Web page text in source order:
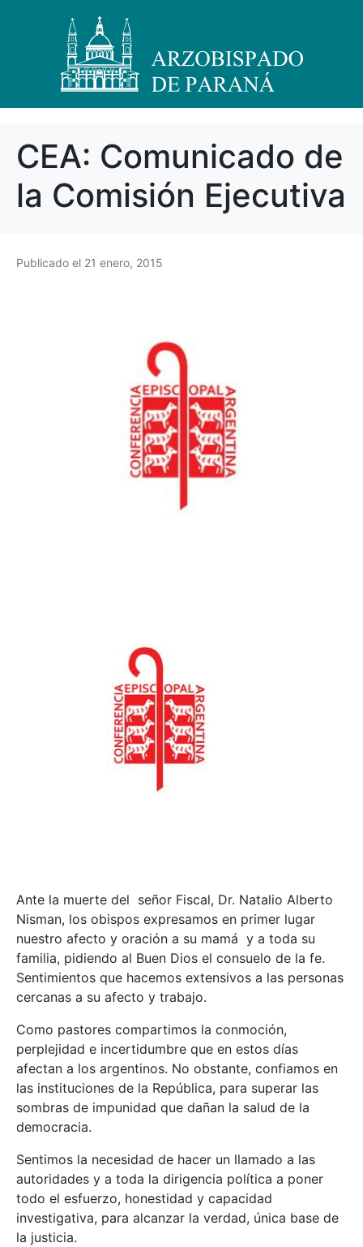
CEA: Comunicado de
la Comisión Ejecutiva
Publicado el 21 enero, 2015
Ante la muerte del señor Fiscal, Dr. Natalio Alberto
Nisman, los obispos expresamos en primer lugar
nuestro afecto y oración a su mamá y a toda su
familia, pidiendo al Buen Dios el consuelo de la fe.
Sentimientos que hacemos extensivos a las personas
cercanas a su afecto y trabajo.
Como pastores compartimos la conmoción,
perplejidad e incertidumbre que en estos días
afectan a los argentinos. No obstante, confiamos en
las instituciones de la República, para superar las
sombras de impunidad que dañan la salud de la
democracia.
Sentimos la necesidad de hacer un llamado a las
autoridades y a toda la dirigencia política a poner
todo el esfuerzo, honestidad y capacidad
investigativa, para alcanzar la verdad, única base de
la justicia.